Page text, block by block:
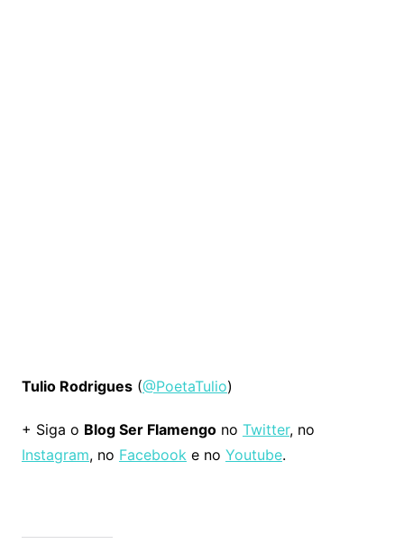
Tulio Rodrigues(@PoetaTulio)
+ Siga o Blog Ser Flamengono Twitter, no
Instagram, no Facebook e no Youtube.